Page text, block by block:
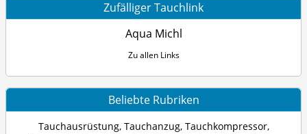
Zufälliger Tauchlink
Aqua Michl
Zu allen Links
Beliebte Rubriken
Tauchausrüstung, Tauchanzug, Tauchkompressor,